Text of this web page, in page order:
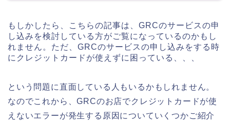
もしかしたら、こちらの記事は、GRCのサービスの申
し込みを検討している方がご覧になっているのかもし
れません。ただ、GRCのサービスの申し込みをする時
にクレジットカードが使えずに困っている、、、
という問題に直面している人もいるかもしれません。
なのでこれから、GRCのお店でクレジットカードが使
えないエラーが発生する原因についていくつかご紹介